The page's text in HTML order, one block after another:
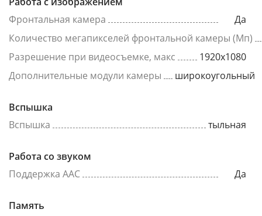
Фронтальная камера
Да
Количество мегапикселей фронтальной камеры (Мп)
Разрешение при видеосъемке, макс
1920x1080
Дополнительные модули камеры
широкоугольный
Вспышка
Вспышка
тыльная
Работа со звуком
Поддержка AAC
Да
Память